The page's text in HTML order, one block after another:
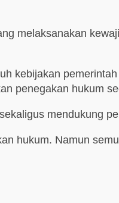
melaksanakan
kebijakan
penegakan hukum
mendukung
hukum. Namun